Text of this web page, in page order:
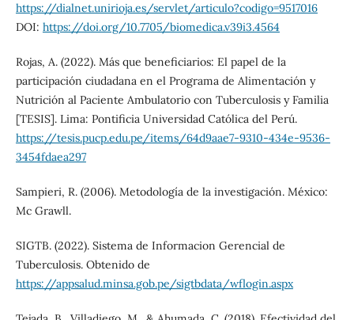
https://dialnet.unirioja.es/servlet/articulo?codigo=9517016
DOI: https://doi.org/10.7705/biomedica.v39i3.4564
Rojas, A. (2022). Más que beneficiarios: El papel de la
participación ciudadana en el Programa de Alimentación y
Nutrición al Paciente Ambulatorio con Tuberculosis y Familia
[TESIS]. Lima: Pontificia Universidad Católica del Perú.
https://tesis.pucp.edu.pe/items/64d9aae7-9310-434e-9536-
3454fdaea297
Sampieri, R. (2006). Metodología de la investigación. México:
Mc Grawll.
SIGTB. (2022). Sistema de Informacion Gerencial de
Tuberculosis. Obtenido de
https://appsalud.minsa.gob.pe/sigtbdata/wflogin.aspx